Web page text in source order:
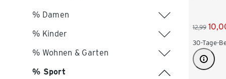
% Damen
% Kinder
% Wohnen & Garten
% Sport
12,99
30-Tage-